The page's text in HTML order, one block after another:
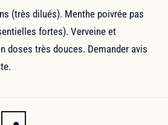
(très dilués). Menthe poivrée pas
fortes). Verveine et
doses très douces. Demander avis